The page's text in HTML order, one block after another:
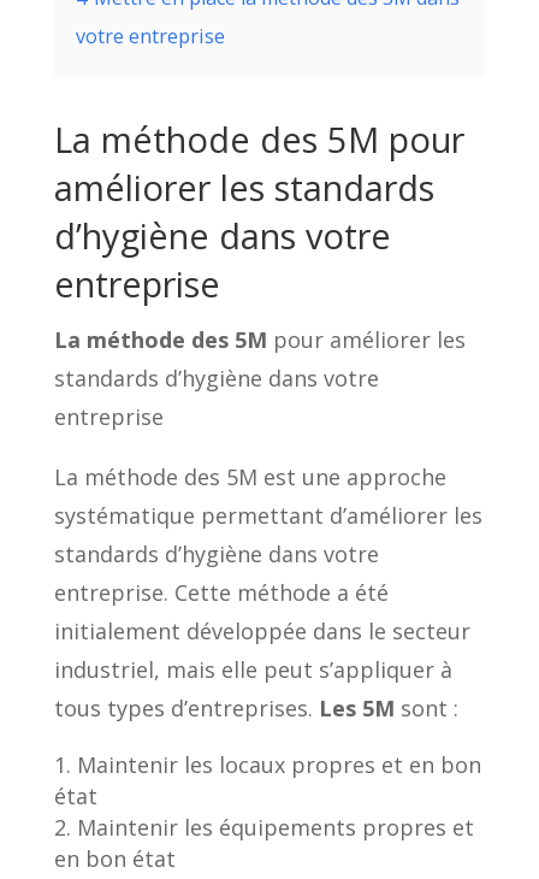
votre entreprise
La méthode des 5M pour
améliorer les standards
d’hygiène dans votre
entreprise
La méthode des 5M pour améliorer les
standards d’hygiène dans votre
entreprise
La méthode des 5M est une approche
systématique permettant d’améliorer les
standards d’hygiène dans votre
entreprise. Cette méthode a été
initialement développée dans le secteur
industriel, mais elle peut s’appliquer à
tous types d’entreprises. Les 5M sont :
Maintenir les locaux propres et en bon
état
Maintenir les équipements propres et
en bon état